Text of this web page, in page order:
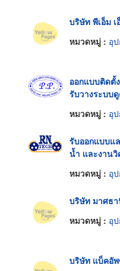
บริษัท พีเอ็ม
หมวดหมู่ : อุป
ออกแบบติดตั้
รับวางระบบ
หมวดหมู่ : อุป
รับออกแบบแ
น้ำ และงานวิ
หมวดหมู่ : อุป
บริษัท มาศธ
หมวดหมู่ : อุป
บริษัท แบ็คอั